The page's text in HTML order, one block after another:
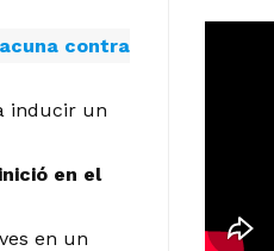
contra
inducir un
en el
en un